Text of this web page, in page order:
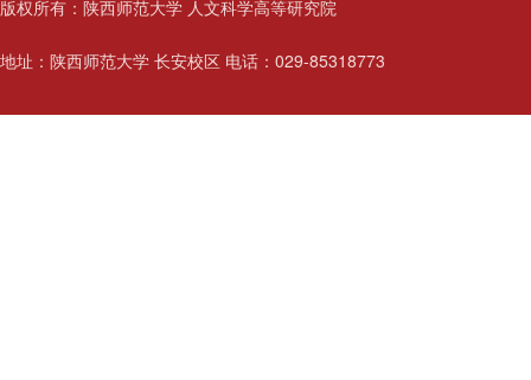
版权所有：陕西师范大学 人文科学高等研究院
地址：陕西师范大学 长安校区 电话：029-85318773